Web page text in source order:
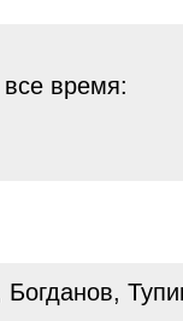
время: